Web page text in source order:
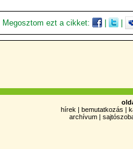
Megosztom ezt a cikket:
hírek | bemutatkozás |
archívum |